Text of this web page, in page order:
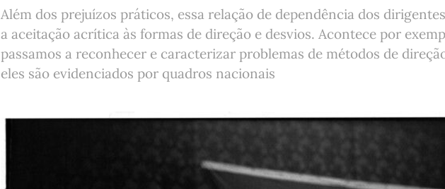
Além dos prejuízos práticos, essa relação de dependência dos
a aceitação acrítica às formas de direção e desvios. Acontece por
passamos a reconhecer e caracterizar problemas de métodos de
eles são evidenciados por quadros nacionais